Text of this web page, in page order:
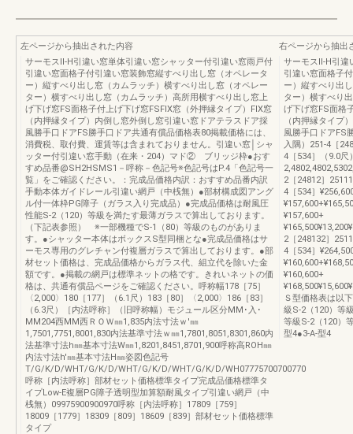
左ページから抽出された内容
サーモスⅡ-H引違い窓単体引違い窓シャッター付引違い窓雨戸付
引違い窓面格子付引違い窓装飾窓縦すべり出し窓（オペレータ
ー）縦すべり出し窓（カムラッチ）横すべり出し窓（オペレー
ター）横すべり出し窓（カムラッチ）高所用横すべり出し窓上
げ下げ窓FS面格子付上げ下げ窓FSFIX窓（外押縁タイプ）FIX窓
（内押縁タイプ）内倒し窓外倒し窓引違い窓ドアテラスドア採
風勝手口ドアFS勝手口ドア共通有償品価格表80掲載価格には、
消費税、取付費、運賃等は含まれておりません。引違い窓│シャ
ッター付引違い窓手動（在来・204）マド② ブリッジ枠●おす
すめ品番@SH2HSMS1－呼称－色記号※色記号はP.4「色記号一
覧」をご確認ください。：完成品価格内訳：おすすめ品番内訳
手動本体ガイドレール引違い網戸（中桟無）●部材構成図アング
ル付一体枠PG障子（ガラス入り完成品）●完成品価格は耐風圧
性能S-2（120）等級を満たす最薄ガラスで算出しております。
（下記表参照） ※一部機種でS-1（80）等級のものがありま
す。●シャッター本体はボックスS型同梱とな●完成品価格はサ
ーモス専用のグレチャン付複層ガラスで算出しております。●部
材セット価格は、完成品価格からガラス代、組立代を除いた金
額です。●掲載の網戸は標準ネットの格です。きれいネットの価
格は、共通有償品ページをご確認ください。呼称幅178［75］
〈2,000〉180［177］（6.1尺）183［80］〈2,000〉186［83］
（6.3尺）［内法呼称］（旧呼称幅）モジュール区分MM･入･
MM204西MM西ＲＯＷ㎜1,835内法寸法ｗ'㎜
1,7501,7751,8001,830内法基準寸法ｗ㎜1,7801,8051,8301,860内
法基準寸法h㎜基本寸法W㎜1,8201,8451,8701,900呼称高ROH㎜
内法寸法h'㎜基本寸法H㎜姿図色記号
T/G/K/D/WHT/G/K/D/WHT/G/K/D/WHT/G/K/D/WH07775700700770
呼称［内法呼称］部材セット価格標準タイプ完成品価格標準タ
イプLow-E複層PG障子透明型加算額耐風タイプ引違い網戸（中
桟無）09975900900970呼称［内法呼称］17809［759］
18009［1779］18309［809］18609［839］部材セット価格標準
タイプ
右ページから抽出
サーモスⅡ-H引違
引違い窓面格子
ー）縦すべり出
ター）横すべり
げ下げ窓FS面格
（内押縁タイプ
風勝手口ドアFS
入隅）251-4［
4［534］（9.0尺
2［24812］
4［534］
¥157,600+
2［248132］
4［534］
¥160,600+
Ｓ型価格表は以
級S-2（120）等
等級S-2（120）
型4●3-A-型4